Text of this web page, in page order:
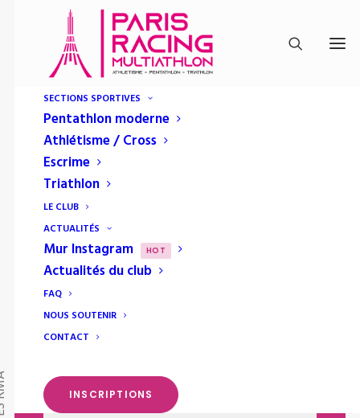
SECTIONS SPORTIVES
Pentathlon moderne
Athlétisme / Cross
Escrime
Triathlon
LE CLUB
ACTUALITÉS
Mur Instagram HOT
Actualités du club
FAQ
NOUS SOUTENIR
CONTACT
INSCRIPTIONS